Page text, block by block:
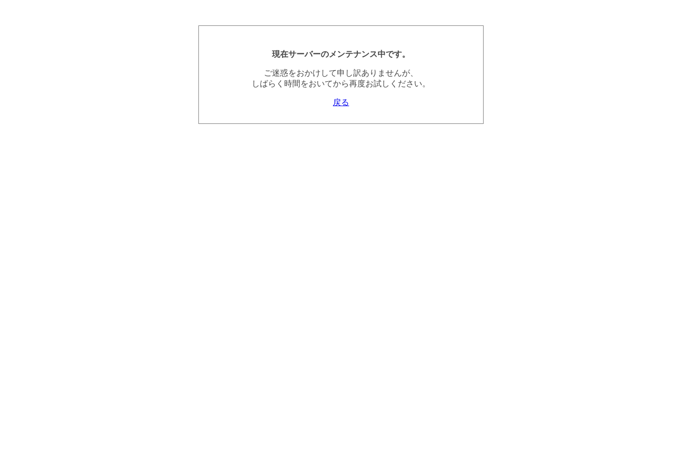
現在サーバーのメンテナンス中です。
ご迷惑をおかけして申し訳ありませんが、
しばらく時間をおいてから再度お試しください。
戻る